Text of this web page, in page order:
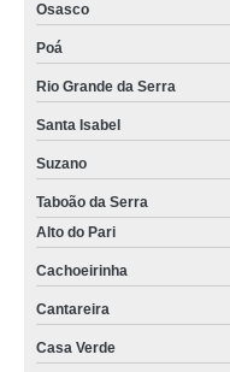
Osasco
Poá
Rio Grande da Serra
Santa Isabel
Suzano
Taboão da Serra
Alto do Pari
Cachoeirinha
Cantareira
Casa Verde